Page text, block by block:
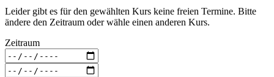
Leider gibt es für den gewählten Kurs keine freien Termine. Bitte
ändere den Zeitraum oder wähle einen anderen Kurs.
Zeitraum